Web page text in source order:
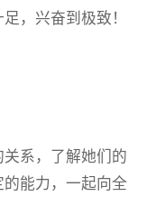
，兴奋到极致！
系，了解她们的
能力，一起向全